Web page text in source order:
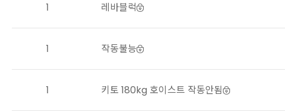
1 레바블럭
1 작동불능
1 키토 180kg 호이스트 작동안됨